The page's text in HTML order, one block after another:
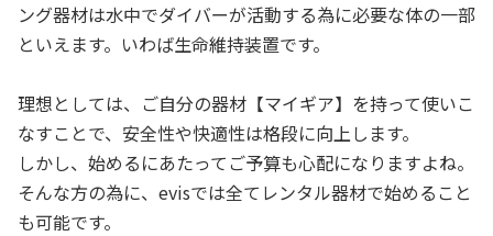
ング器材は水中でダイバーが活動する為に必要な体の一部
といえます。いわば生命維持装置です。
理想としては、ご自分の器材【マイギア】を持って使いこ
なすことで、安全性や快適性は格段に向上します。
しかし、始めるにあたってご予算も心配になりますよね。
そんな方の為に、evisでは全てレンタル器材で始めること
も可能です。